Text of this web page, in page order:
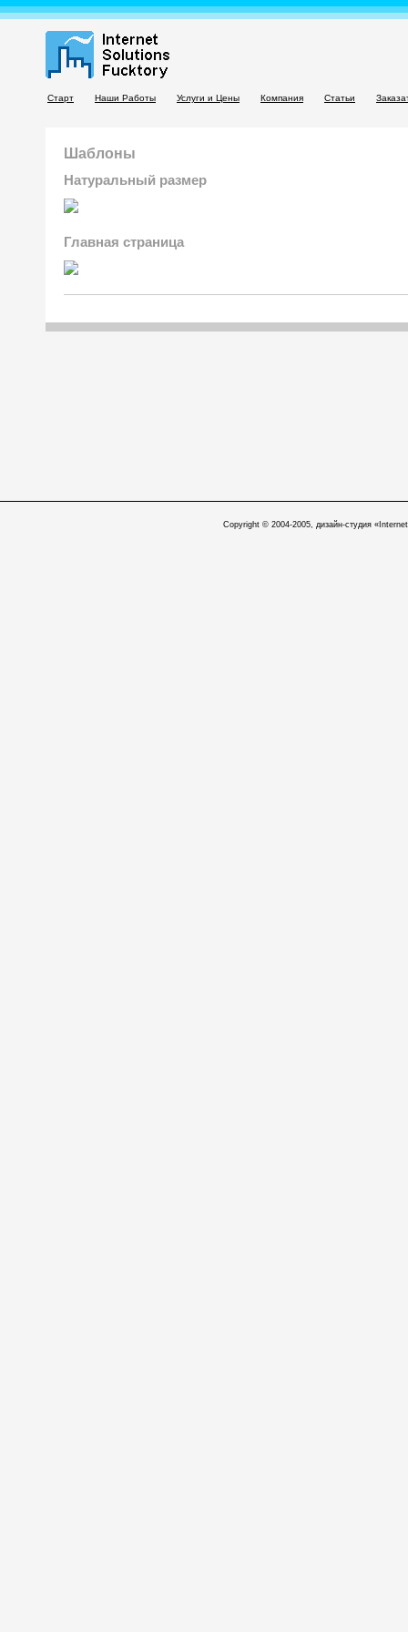
Старт Наши Работы Услуги и Цены Компания Статьи
Шаблоны
Натуральный размер
Главная страница
Copyright © 2004-2005, дизайн-студия